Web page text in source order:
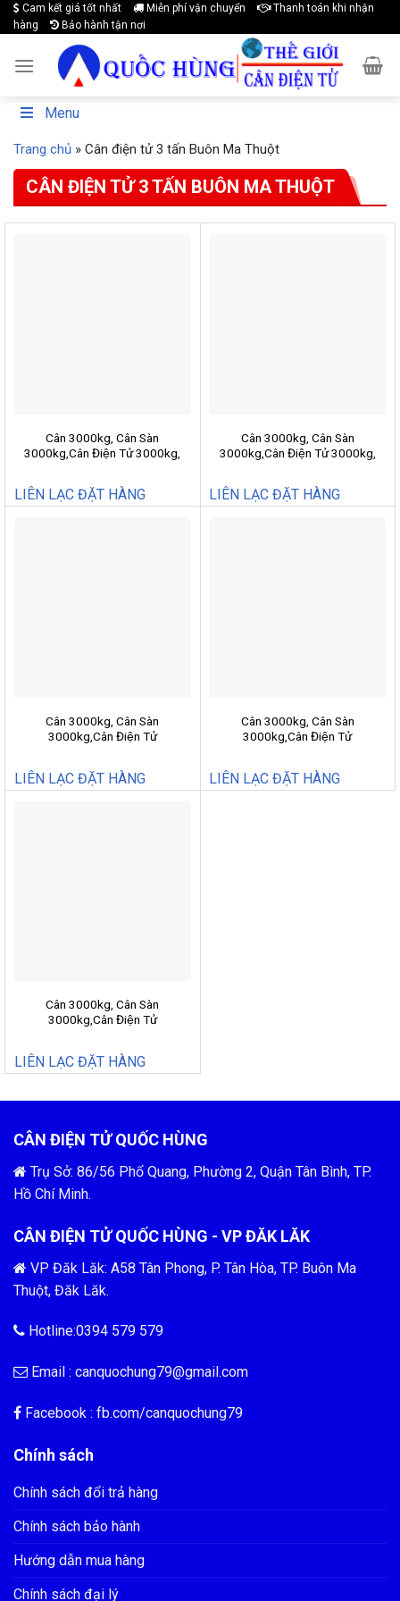
Skip
to
content
Cam kết giá tốt nhất Miễn phí vận chuyển
Thanh toán khi nhận
hàng
Bảo hành tận nơi
Menu
Trang chủ » Cân điện tử 3 tấn Buôn Ma Thuột
CÂN ĐIỆN TỬ 3 TẤN BUÔN MA THUỘT
Cân 3000kg, Cân Sàn
3000kg,Cân Điện Tử 3000kg,
LIÊN LẠC ĐẶT HÀNG
Cân 3000kg, Cân Sàn
3000kg,Cân Điện Tử 3000kg,
LIÊN LẠC ĐẶT HÀNG
Cân 3000kg, Cân Sàn
3000kg,Cân Điện Tử
LIÊN LẠC ĐẶT HÀNG
Cân 3000kg, Cân Sàn
3000kg,Cân Điện Tử
LIÊN LẠC ĐẶT HÀNG
Cân 3000kg, Cân Sàn
3000kg,Cân Điện Tử
LIÊN LẠC ĐẶT HÀNG
CÂN ĐIỆN TỬ QUỐC HÙNG
Trụ Sở: 86/56 Phổ Quang, Phường 2, Quận Tân Bình, TP.
Hồ Chí Minh.
CÂN ĐIỆN TỬ QUỐC HÙNG - VP ĐĂK LĂK
VP Đăk Lăk: A58 Tân Phong, P. Tân Hòa, TP. Buôn Ma
Thuột, Đăk Lăk.
Hotline:0394 579 579
Email : canquochung79@gmail.com
Facebook : fb.com/canquochung79
Chính sách
Chính sách đổi trả hàng
Chính sách bảo hành
Hướng dẫn mua hàng
Chính sách đại lý